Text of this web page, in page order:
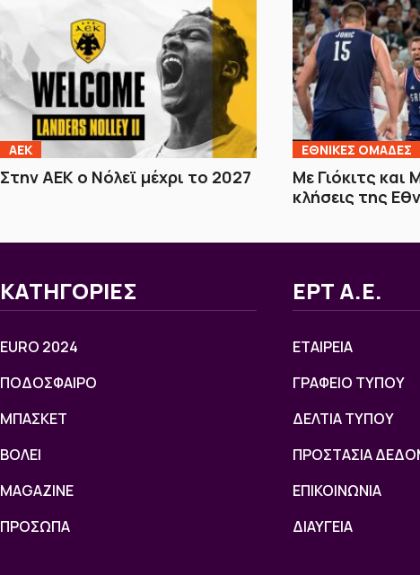
ΑΕΚ
Στην ΑΕΚ ο Νόλεϊ μέχρι το 2027
EΘΝΙΚΕΣ OΜΑΔΕΣ
Με Γιόκιτς και
κλήσεις της
ΚΑΤΗΓΟΡΙΕΣ
EURO 2024
ΠΟΔΟΣΦΑΙΡΟ
ΜΠΑΣΚΕΤ
ΒOΛΕΙ
MAGAZINE
ΠΡΟΣΩΠΑ
ΕΡΤ Α.Ε.
ΕΤΑΙΡΕΙΑ
ΓΡΑΦΕΙΟ ΤΥΠΟΥ
ΔΕΛΤΙΑ ΤΥΠΟΥ
ΠΡΟΣΤΑΣΙΑ
ΕΠΙΚΟΙΝΩΝΙΑ
ΔΙΑΥΓΕΙΑ